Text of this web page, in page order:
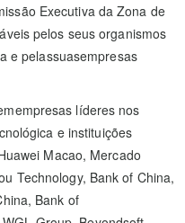
Executiva da Zona de
pelos seus organismos
e pelassuasempresas
líderes nos
e instituições
Macao, Mercado
Technology, Bank of China,
Bank of